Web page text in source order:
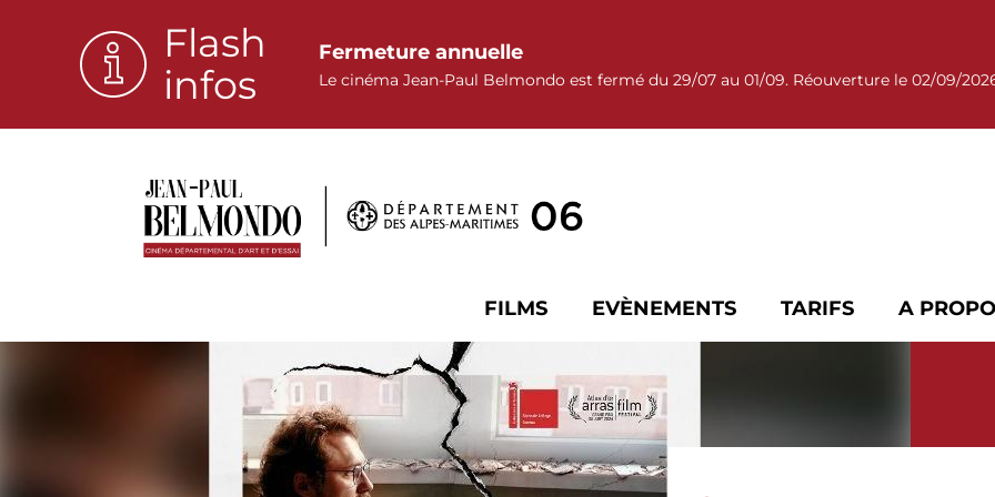
Flash
infos
Fermeture annuelle
Le cinéma Jean-Paul Belmondo est fermé du 29/07 au 01/09. Réouverture le 02/09/
FILMS EVÈNEMENTS TARIFS A